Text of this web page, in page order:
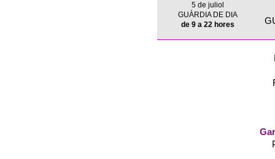
5 de juliol
GUÀRDIA DE DIA
de 9 a 22 hores